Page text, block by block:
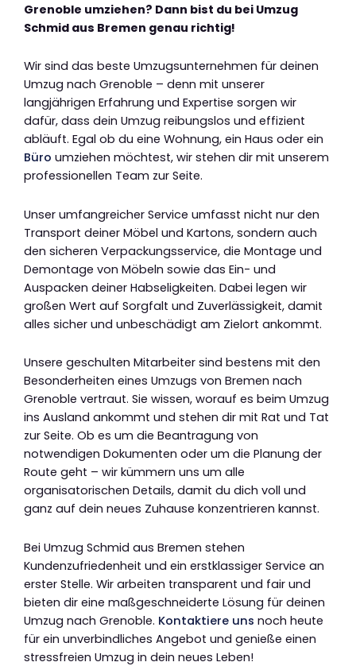
Grenoble umziehen? Dann bist du bei Umzug
Schmid aus Bremen genau richtig!
Wir sind das beste Umzugsunternehmen für deinen
Umzug nach Grenoble – denn mit unserer
langjährigen Erfahrung und Expertise sorgen wir
dafür, dass dein Umzug reibungslos und effizient
abläuft. Egal ob du eine Wohnung, ein Haus oder ein
Büro umziehen möchtest, wir stehen dir mit unserem
professionellen Team zur Seite.
Unser umfangreicher Service umfasst nicht nur den
Transport deiner Möbel und Kartons, sondern auch
den sicheren Verpackungsservice, die Montage und
Demontage von Möbeln sowie das Ein- und
Auspacken deiner Habseligkeiten. Dabei legen wir
großen Wert auf Sorgfalt und Zuverlässigkeit, damit
alles sicher und unbeschädigt am Zielort ankommt.
Unsere geschulten Mitarbeiter sind bestens mit den
Besonderheiten eines Umzugs von Bremen nach
Grenoble vertraut. Sie wissen, worauf es beim Umzug
ins Ausland ankommt und stehen dir mit Rat und Tat
zur Seite. Ob es um die Beantragung von
notwendigen Dokumenten oder um die Planung der
Route geht – wir kümmern uns um alle
organisatorischen Details, damit du dich voll und
ganz auf dein neues Zuhause konzentrieren kannst.
Bei Umzug Schmid aus Bremen stehen
Kundenzufriedenheit und ein erstklassiger Service an
erster Stelle. Wir arbeiten transparent und fair und
bieten dir eine maßgeschneiderte Lösung für deinen
Umzug nach Grenoble. Kontaktiere uns noch heute
für ein unverbindliches Angebot und genieße einen
stressfreien Umzug in dein neues Leben!